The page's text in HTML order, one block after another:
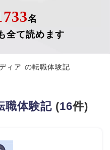
名
全て読めます
ィア の転職体験記
職体験記 (16件)